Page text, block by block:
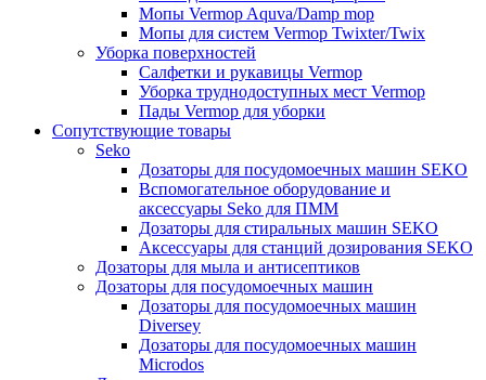
Мопы Vermop Aquva/Damp mop
Мопы для систем Vermop Twixter/Twix
Уборка поверхностей
Салфетки и рукавицы Vermop
Уборка труднодоступных мест Vermop
Пады Vermop для уборки
Сопутствующие товары
Seko
Дозаторы для посудомоечных машин SEKO
Вспомогательное оборудование и
аксессуары Seko для ПММ
Дозаторы для стиральных машин SEKO
Аксессуары для станций дозирования SEKO
Дозаторы для мыла и антисептиков
Дозаторы для посудомоечных машин
Дозаторы для посудомоечных машин
Diversey
Дозаторы для посудомоечных машин
Microdos